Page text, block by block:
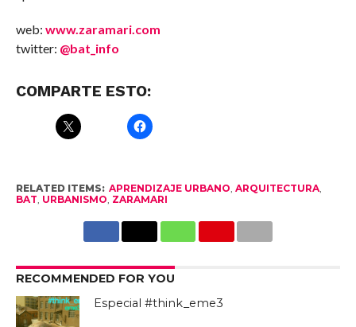
web: www.zaramari.com
twitter: @bat_info
COMPARTE ESTO:
RELATED ITEMS: APRENDIZAJE URBANO, ARQUITECTURA,
BAT, URBANISMO, ZARAMARI
RECOMMENDED FOR YOU
Especial #think_eme3